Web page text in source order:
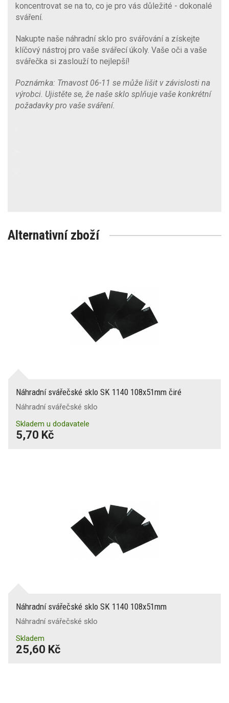
koncentrovat se na to, co je pro vás důležité - dokonalé
sváření.
Nakupte naše náhradní sklo pro svářování a získejte
klíčový nástroj pro vaše svářecí úkoly. Vaše oči a vaše
svářečka si zaslouží to nejlepší!
Poznámka: Tmavost 06-11 se může lišit v závislosti na
výrobci. Ujistěte se, že naše sklo splňuje vaše konkrétní
požadavky pro vaše sváření.
Alternativní zboží
Náhradní svářečské sklo SK 1140 108x51mm čiré
Náhradní svářečské sklo
Skladem u dodavatele
5,70 Kč
Náhradní svářečské sklo SK 1140 108x51mm
Náhradní svářečské sklo
Skladem
25,60 Kč